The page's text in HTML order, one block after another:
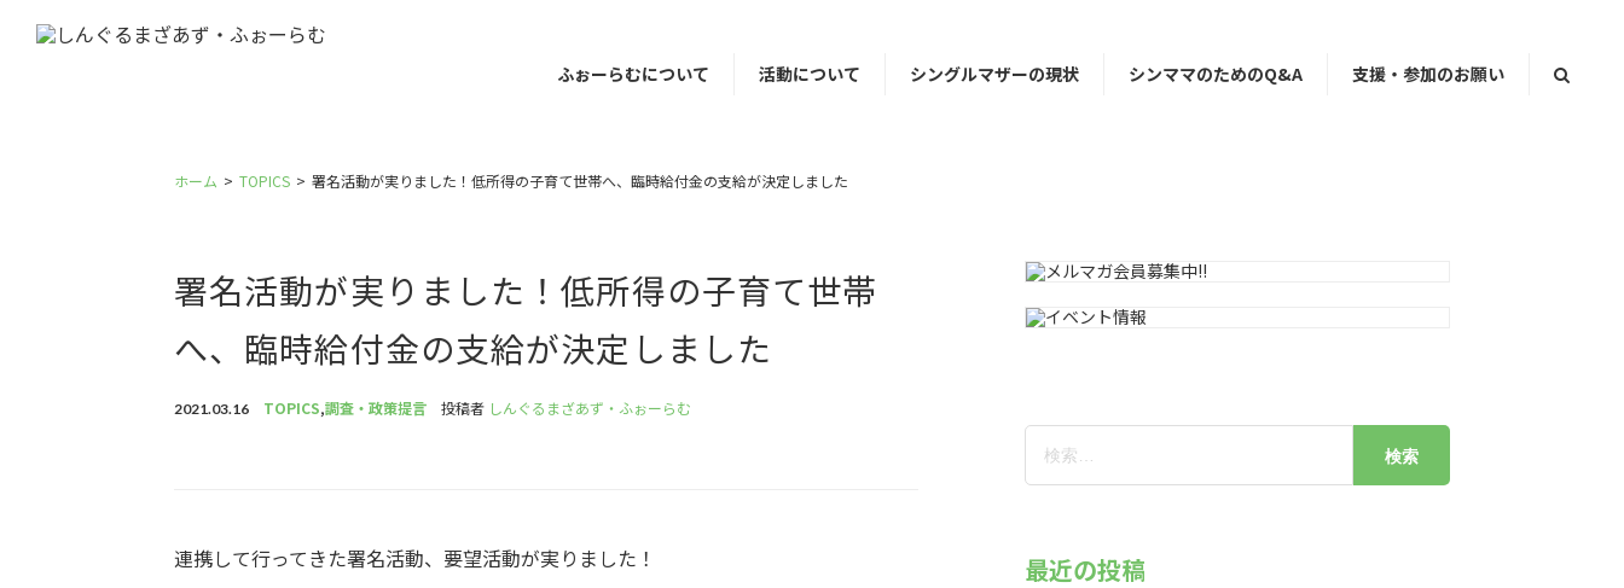
ふぉーらむについて 活動について シングルマザーの現状 シンママのためのQ&A 支援・参加のお願い
ホーム TOPICS 署名活動が実りました！低所得の子育て世帯へ、臨時給付金の支給が決定しました
署名活動が実りました！低所得の子育て世帯
へ、臨時給付金の支給が決定しました
2021.03.16 TOPICS,調査・政策提言 投稿者 しんぐるまざあず・ふぉーらむ
連携して行ってきた署名活動、要望活動が実りました！ 最近の投稿